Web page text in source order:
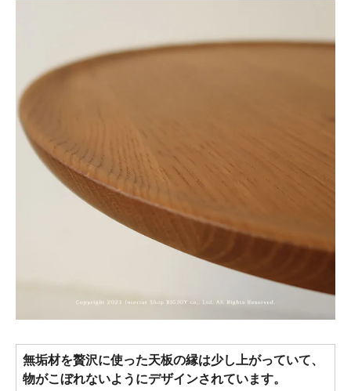
無垢材を贅沢に使った天板の縁は少し上がっていて、
物がこぼれないようにデザインされています。